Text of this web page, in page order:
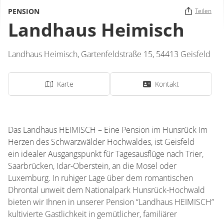
PENSION Teilen
Landhaus Heimisch
Landhaus Heimisch, Gartenfeldstraße 15, 54413 Geisfeld
Karte Kontakt
Das Landhaus HEIMISCH – Eine Pension im Hunsrück Im
Herzen des Schwarzwälder Hochwaldes, ist Geisfeld
ein idealer Ausgangspunkt für Tagesausflüge nach Trier,
Saarbrücken, Idar-Oberstein, an die Mosel oder
Luxemburg. In ruhiger Lage über dem romantischen
Dhrontal unweit dem Nationalpark Hunsrück-Hochwald
bieten wir Ihnen in unserer Pension “Landhaus HEIMISCH”
kultivierte Gastlichkeit in gemütlicher, familiärer